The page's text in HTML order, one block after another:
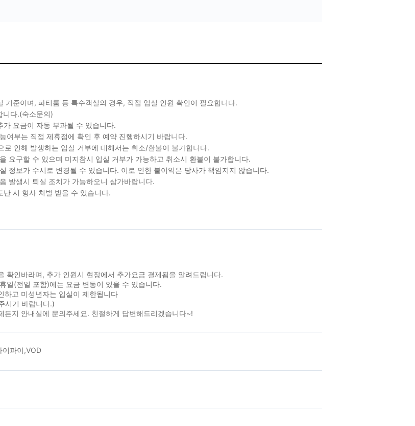
기준이며, 파티룸 등 특수객실의 경우, 직접 입실 인원 확인이 필요합니다.
니다.(숙소문의)
가 요금이 자동 부과될 수 있습니다.
여부는 직접 제휴점에 확인 후 예약 진행하시기 바랍니다.
로 인해 발생하는 입실 거부에 대해서는 취소/환불이 불가합니다.
요구할 수 있으며 미지참시 입실 거부가 가능하고 취소시 환불이 불가합니다.
정보가 수시로 변경될 수 있습니다. 이로 인한 불이익은 당사가 책임지지 않습니다.
발생시 퇴실 조치가 가능하오니 삼가바랍니다.
난 시 형사 처벌 받을 수 있습니다.
확인바라며, 추가 인원시 현장에서 추가요금 결제됨을 알려드립니다.
일(전일 포함)에는 요금 변동이 있을 수 있습니다.
하고 미성년자는 입실이 제한됩니다
시기 바랍니다.)
든지 안내실에 문의주세요. 친절하게 답변해드리겠습니다~!
이파이,VOD